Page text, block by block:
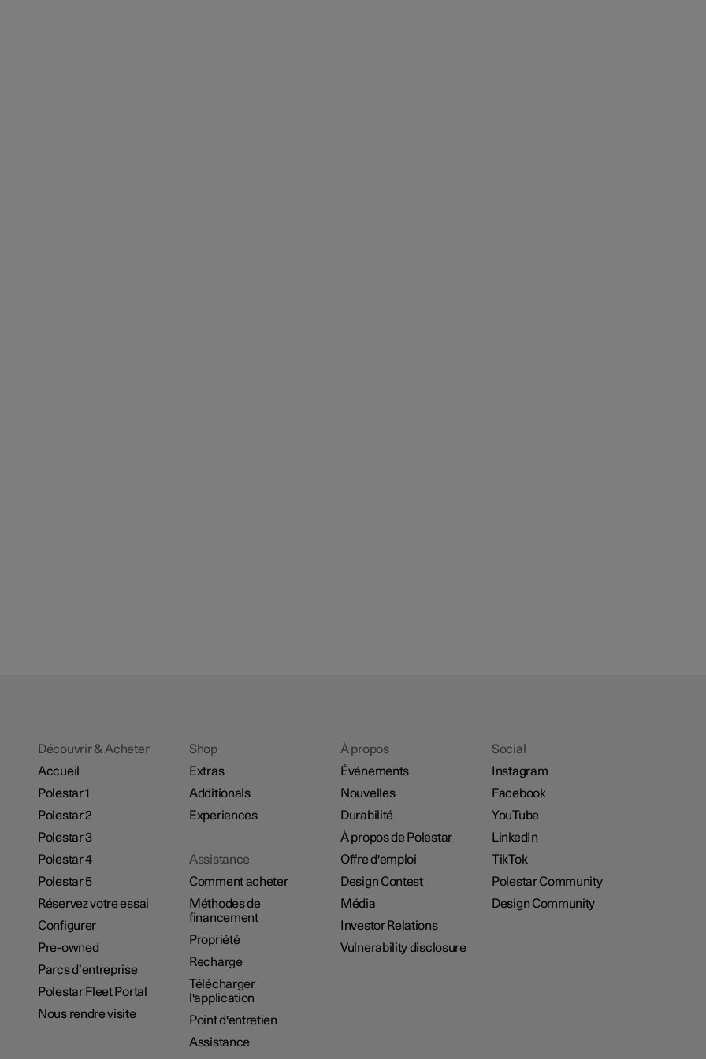
Découvrir & Acheter
Accueil
Polestar 1
Polestar 2
Polestar 3
Polestar 4
Polestar 5
Réservez votre essai
Configurer
Pre-owned
Parcs d’entreprise
Polestar Fleet Portal
Nous rendre visite
Shop
Extras
Additionals
Experiences
Assistance
Comment acheter
Méthodes de
financement
Propriété
Recharge
Télécharger
l'application
Point d'entretien
Assistance
À propos
Événements
Nouvelles
Durabilité
À propos de Polestar
Offre d'emploi
Design Contest
Média
Investor Relations
Vulnerability disclosure
Social
Instagram
Facebook
YouTube
LinkedIn
TikTok
Polestar Community
Design Community